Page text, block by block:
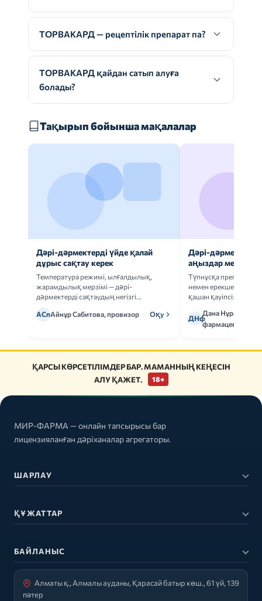
ТОРВАКАРД — рецептілік препарат па?
ТОРВАКАРД қайдан сатып алуға
болады?
Тақырып бойынша мақалалар
Дәрі-дәрмектерді үйде қалай
дұрыс сақтау керек
Температура режимі, ылғалдылық,
жарамдылық мерзімі — дәрі-
дәрмектерді сақтаудың негізгі
АСпАйнұр Сабитова, провизор Оқу
Дәрі-дәрмек
аңыздар мен
Түпнұсқа
немен ерекшеленеді
қашан қауіпсіз.
ДНф
Дана
фармацевт
ҚАРСЫ КӨРСЕТІЛІМДЕР БАР. МАМАННЫҢ КЕҢЕСІН
АЛУ ҚАЖЕТ.
18+
МИР-ФАРМА — онлайн тапсырысы бар
лицензияланған дәріханалар агрегаторы.
ШАРЛАУ
ҚҰЖАТТАР
БАЙЛАНЫС
Алматы қ., Алмалы ауданы, Қарасай батыр көш., 61 үй, 139
пәтер